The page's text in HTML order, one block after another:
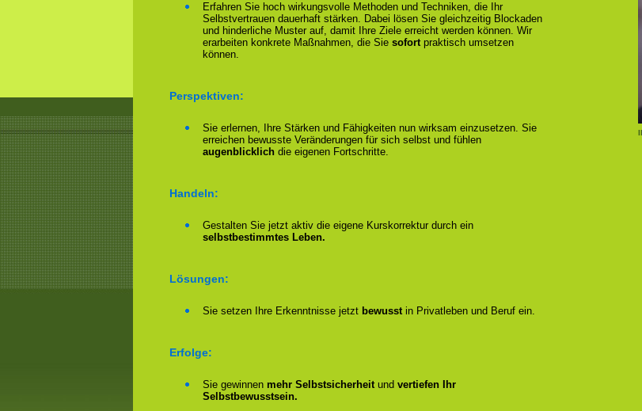
Erfahren Sie hoch wirkungsvolle Methoden und Techniken, die Ihr
Selbstvertrauen dauerhaft stärken. Dabei lösen Sie gleichzeitig Blockaden
und hinderliche Muster auf, damit Ihre Ziele erreicht werden können. Wir
erarbeiten konkrete Maßnahmen, die Sie sofortpraktisch umsetzen
können.
Perspektiven:
Sie erlernen, Ihre Stärken und Fähigkeiten nun wirksam einzusetzen. Sie
erreichen bewusste Veränderungen für sich selbst und fühlen
augenblicklich die eigenen Fortschritte.
Handeln:
Gestalten Sie jetzt aktiv die eigene Kurskorrektur durch ein
selbstbestimmtes Leben.
Lösungen:
Sie setzen Ihre Erkenntnisse jetzt bewusstin Privatleben und Beruf ein.
Erfolge:
Sie gewinnen mehr Selbstsicherheitund vertiefen Ihr
Selbstbewusstsein.